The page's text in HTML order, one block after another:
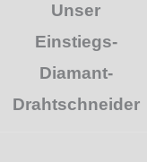
Unser
Einstiegs-
Diamant-
Drahtschneider